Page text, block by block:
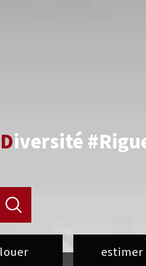
Diversité
louer estimer